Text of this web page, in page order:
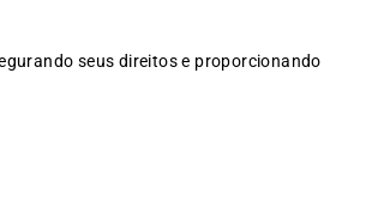
seus direitos e proporcionando